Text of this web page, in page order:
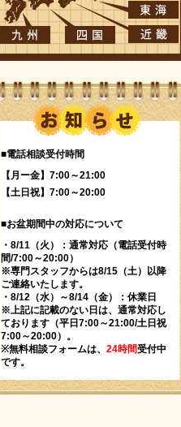
■電話相談受付時間
【月ー金】7:00～21:00
【土日祝】7:00～20:00
■お盆期間中の対応について
・8/11（火）：通常対応（電話受付時
間/7:00～20:00）
※専門スタッフからは8/15（土）以降
ご連絡いたします。
・8/12（水）～8/14（金）：休業日
※上記に記載のない日は、通常対応し
ております（平日7:00～21:00/土日祝
7:00～20:00）。
※無料相談フォームは、 24時間受付中
です。